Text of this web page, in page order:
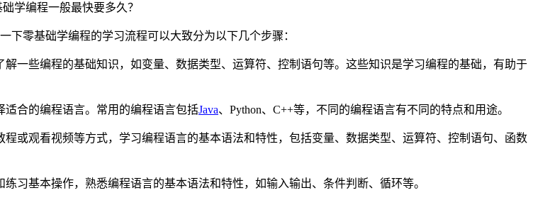
零基础学编程的学习流程可以大致分为以下几个步骤：
解一些编程的基础知识，如变量、数据类型、运算符、控制语句等。这些知识是学习编程的基础，有助于
适合的编程语言。常用的编程语言包括Java、Python、C++等，不同的编程语言有不同的特点和用途。
程或观看视频等方式，学习编程语言的基本语法和特性，包括变量、数据类型、运算符、控制语句、函数
习基本操作，熟悉编程语言的基本语法和特性，如输入输出、条件判断、循环等。